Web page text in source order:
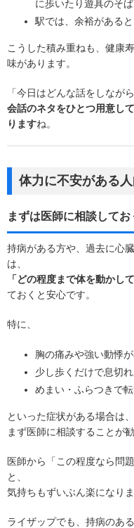
に歩いたり遊具のそ
駅では、余裕がある
こうした積み重ねも、健康
味があります。
「今日はどんな話をしなが
会話のネタをひとつ用意し
りますね。
体力に不安がある
まずは医師に相談して
持病がある方や、過去に心
は、
「どの程度まで体を動かし
ておくと安心です。
特に、
胸の痛みや強い動悸
少し歩くだけで息切
めまい・ふらつきで
といった症状がある場合は
まず医師に相談することが
医師から「この程度なら問
と、
気持ちもずいぶん楽になりま
ライザップでも、持病のあ